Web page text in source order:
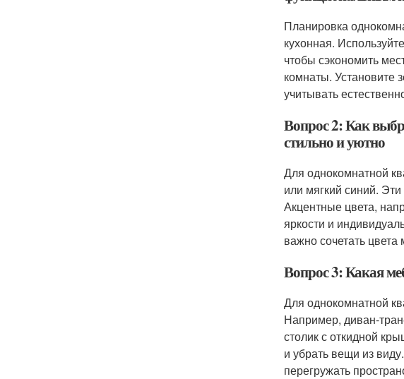
Планировка
кухонная.
чтобы сэкономить
комнаты. Установите
учитывать
Вопрос 2: Как
стильно и уютно
Для однокомнатной
или мягкий синий.
Акцентные цвета,
яркости и
важно сочетать
Вопрос 3: Какая
Для однокомнатной
Например, диван-
столик с откидной
и убрать вещи из
перегружать